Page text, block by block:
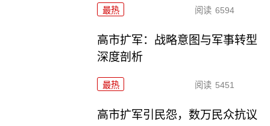
最热 阅读 6594
高市扩军：战略意图与军事转型
深度剖析
最热 阅读 5451
高市扩军引民怨，数万民众抗议